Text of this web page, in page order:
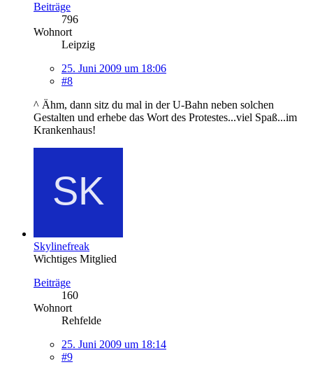
Beiträge
796
Wohnort
Leipzig
25. Juni 2009 um 18:06
#8
^ Ähm, dann sitz du mal in der U-Bahn neben solchen
Gestalten und erhebe das Wort des Protestes...viel Spaß...im
Krankenhaus!
Skylinefreak
Wichtiges Mitglied
Beiträge
160
Wohnort
Rehfelde
25. Juni 2009 um 18:14
#9